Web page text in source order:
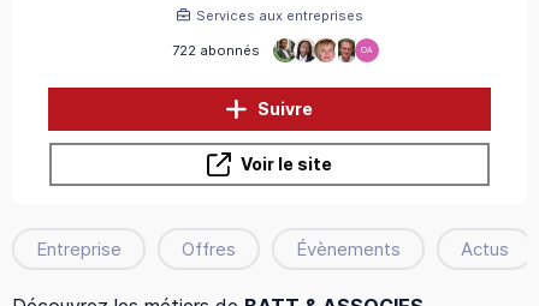
722 abonnés OA
Services aux entreprises
Suivre
Voir le site
Entreprise Offres Évènements Actus